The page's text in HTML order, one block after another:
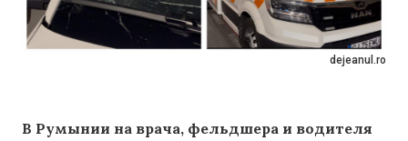
dejeanul.ro
В Румынии на врача, фельдшера и водителя